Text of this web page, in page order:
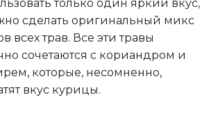
только один яркий вкус,
сделать оригинальный микс
всех трав. Все эти травы
сочетаются с кориандром и
которые, несомненно,
вкус курицы.